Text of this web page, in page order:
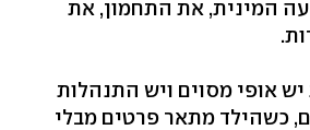
המינית, את התחמון, את
אופי מסוים ויש התנהלות
כשהילד מתאר פרטים מבלי